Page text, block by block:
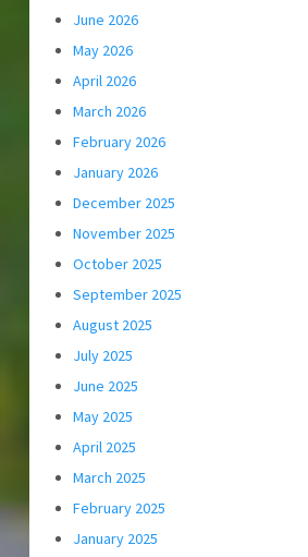
June 2026
May 2026
April 2026
March 2026
February 2026
January 2026
December 2025
November 2025
October 2025
September 2025
August 2025
July 2025
June 2025
May 2025
April 2025
March 2025
February 2025
January 2025